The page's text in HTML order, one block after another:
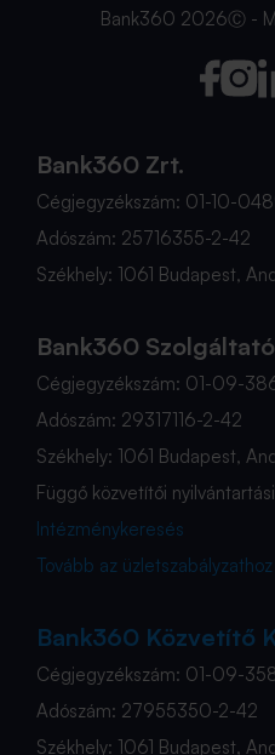
Bank360 2026Ⓒ -
Bank360 Zrt.
Cégjegyzékszám: 01-10-
Adószám: 25716355-2-42
Székhely: 1061 Budapest,
Bank360
Cégjegyzékszám: 01-09-
Adószám: 29317116-2-42
Székhely: 1061 Budapest,
Függő közvetítői
Intézménykeresés
Tovább az üzletszabályzathoz
Bank360 Közvetítő
Cégjegyzékszám: 01-09-
Adószám: 27955350-2-42
Székhely: 1061 Budapest,